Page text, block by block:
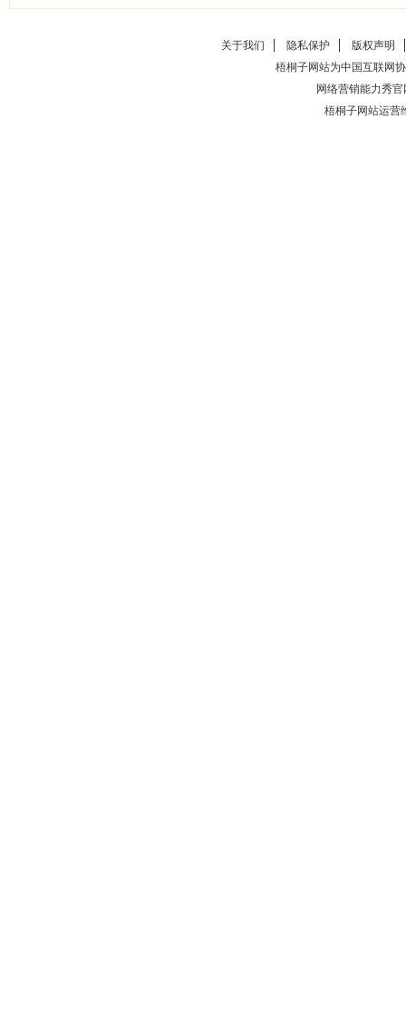
关于我们 隐私保护
版权声明
梧桐子网站为中国互联网
网络营销能力秀官
梧桐子网站运营